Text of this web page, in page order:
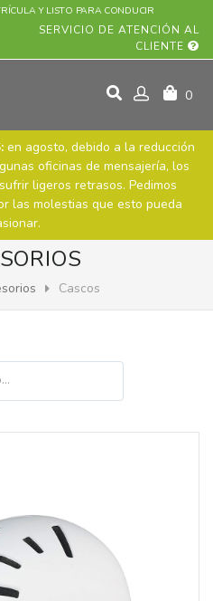
Y LISTO PARA CONDUCIR
SERVICIO DE ATENCIÓN AL
CLIENTE
0
en agosto, debido a la reducción
oficinas de mensajería, los
ligeros retrasos. Pedimos
las molestias que esto pueda
Cascos